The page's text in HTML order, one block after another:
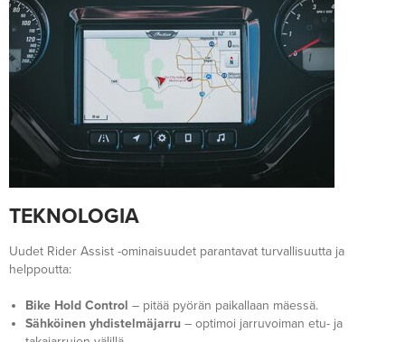
TEKNOLOGIA
Uudet Rider Assist -ominaisuudet parantavat turvallisuutta ja
helppoutta:
Bike Hold Control – pitää pyörän paikallaan mäessä.
Sähköinen yhdistelmäjarru – optimoi jarruvoiman etu- ja